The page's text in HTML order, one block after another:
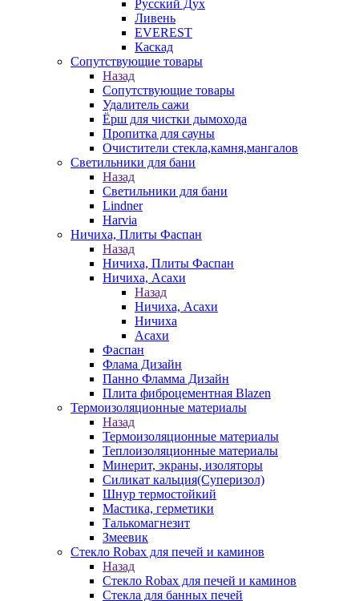
Русский Дух
Ливень
EVEREST
Каскад
Сопутствующие товары
Назад
Сопутствующие товары
Удалитель сажи
Ёрш для чистки дымохода
Пропитка для сауны
Очистители стекла,камня,мангалов
Светильники для бани
Назад
Светильники для бани
Lindner
Harvia
Ничиха, Плиты Фаспан
Назад
Ничиха, Плиты Фаспан
Ничиха, Асахи
Назад
Ничиха, Асахи
Ничиха
Асахи
Фаспан
Флама Дизайн
Панно Фламма Дизайн
Плита фиброцементная Blazen
Термоизоляционные материалы
Назад
Термоизоляционные материалы
Теплоизоляционные материалы
Минерит, экраны, изоляторы
Силикат кальция(Суперизол)
Шнур термостойкий
Мастика, герметики
Талькомагнезит
Змеевик
Стекло Robax для печей и каминов
Назад
Стекло Robax для печей и каминов
Стекла для банных печей